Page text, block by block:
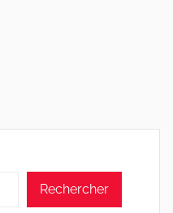
Rechercher